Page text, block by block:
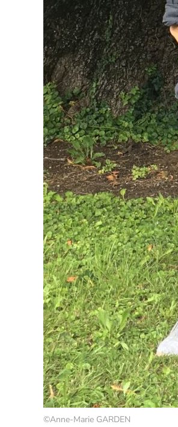
©Anne-Marie GARDEN